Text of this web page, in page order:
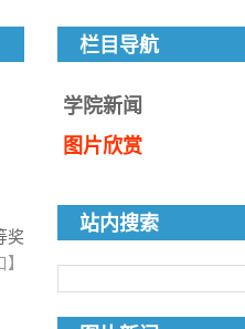
奖
】
栏目导航
学院新闻
图片欣赏
站内搜索